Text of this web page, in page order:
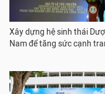
Xây dựng hệ sinh thái
Nam để tăng sức cạnh